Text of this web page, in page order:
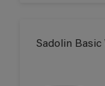
Sadolin